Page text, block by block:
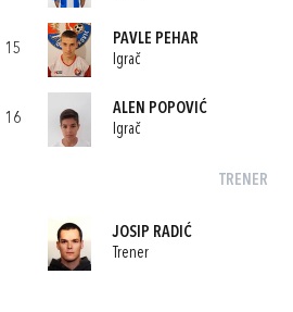
15
PAVLE PEHAR
Igrač
16
ALEN POPOVIĆ
Igrač
TRENER
JOSIP RADIĆ
Trener